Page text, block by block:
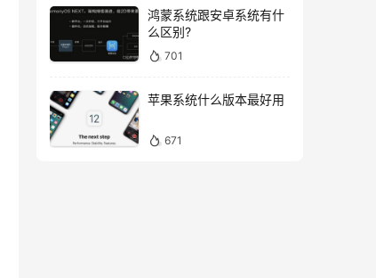
鸿蒙系统跟安卓系统有什
么区别?
701
苹果系统什么版本最好用
671